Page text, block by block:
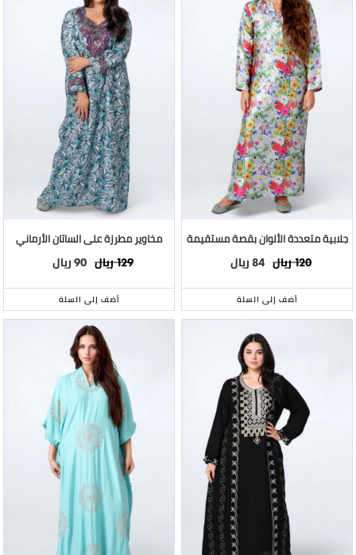
جلابية متعددة الألوان بقصة مستقيمة
ريال120 ريال 84
أضف إلى السلة
مخاوير مطرزة على الساتان الأرماني
ريال129 ريال 90
أضف إلى السلة